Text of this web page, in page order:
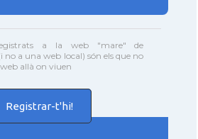
a la web "mare" de
no a una web local) són els que no
allà on viuen
Registrar-t'hi!